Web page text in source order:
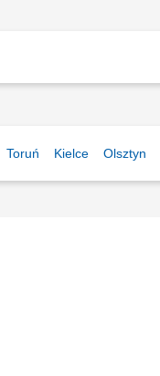
Toruń Kielce Olsztyn